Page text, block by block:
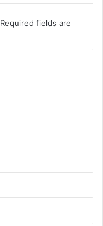
Required fields are